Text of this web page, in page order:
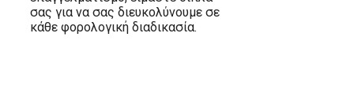
σας για να σας διευκολύνουμε σε
κάθε φορολογική διαδικασία.